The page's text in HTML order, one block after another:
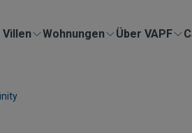
Villen Wohnungen Über VAPF